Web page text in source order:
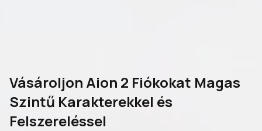
Vásároljon Aion 2 Fiókokat Magas
Szintű Karakterekkel és
Felszereléssel